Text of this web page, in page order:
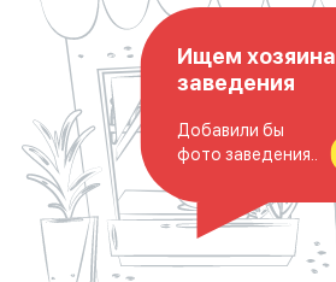
Ищем хозяина
заведения
Добавили бы
фото заведения..